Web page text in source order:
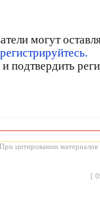
могут
подтвердить
При цитировании материалов
[